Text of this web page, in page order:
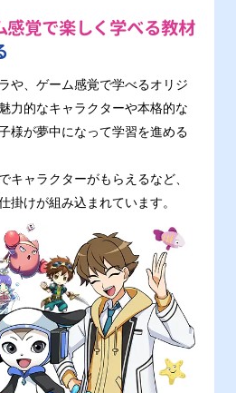
感覚で楽しく学べる教材
や、ゲーム感覚で学べるオリジ
力的なキャラクターや本格的な
様が夢中になって学習を進める
キャラクターがもらえるなど、
掛けが組み込まれています。